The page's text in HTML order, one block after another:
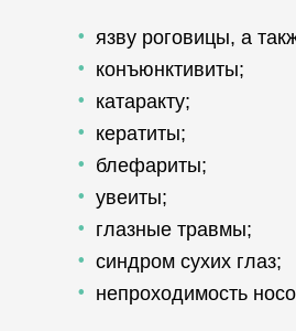
язву роговицы, а
конъюнктивиты;
катаракту;
кератиты;
блефариты;
увеиты;
глазные травмы;
синдром сухих глаз;
непроходимость